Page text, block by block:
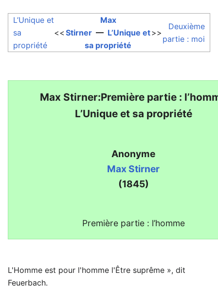
L’Unique et
sa
propriété
<<
Max
Stirner — L’Unique et
sa propriété
>>
Deuxième
partie : moi
Max Stirner:Première partie :
L’Unique et sa propriété
Anonyme
Max Stirner
(1845)
Première partie : l’homme
L'Homme est pour l'homme l'Être suprême », dit
Feuerbach.